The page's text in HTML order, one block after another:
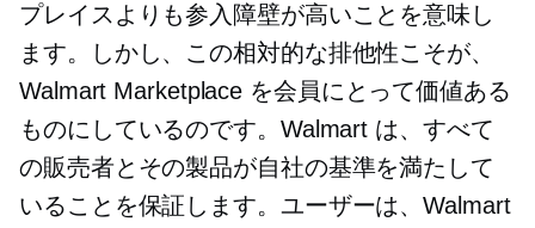
プレイスよりも参入障壁が高いことを意味し
ます。しかし、この相対的な排他性こそが、
Walmart Marketplace を会員にとって価値ある
ものにしているのです。Walmart は、すべて
の販売者とその製品が自社の基準を満たして
いることを保証します。ユーザーは、Walmart